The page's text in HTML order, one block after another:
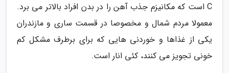
C است که مکانیزم جذب آهن را در بدن افراد بالاتر می برد.
معمولا مردم شمال و مخصوصا در قسمت ساری و مازندران
یکی از غذاها و خوردنی هایی که برای برطرف مشکل کم
خونی تجویز می کنند، کئی انار است.